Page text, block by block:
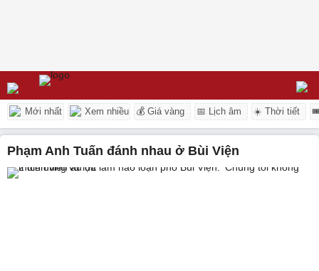
Mới nhất Xem nhiều 💰 Giá vàng 📅 Lịch âm ☀️ Thời tiết
Phạm Anh Tuấn đánh nhau ở Bùi Viện